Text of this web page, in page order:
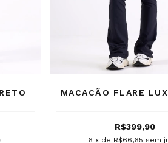
MACACÃO FLARE
R$399,90
6 x de R$66,65 sem